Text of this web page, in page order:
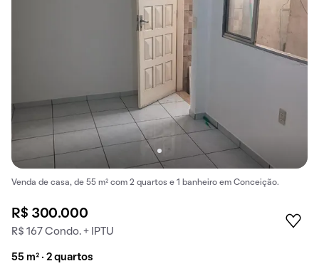
Venda de casa, de 55 m² com 2 quartos e 1 banheiro em Conceição.
R$ 300.000
R$ 167 Condo. + IPTU
55 m² · 2 quartos